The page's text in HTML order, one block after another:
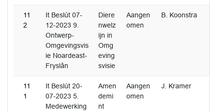
11
2
It Beslút 07-
12-2023 9.
Ontwerp-
Omgevingsvis
ie Noardeast-
Fryslân
Diere
nwelz
ijn in
Omg
eving
svisie
Aangen
omen
B. Koonstra
11
1
It Beslút 20-
07-2023 5.
Medewerking
Amen
demi
nt
Aangen
omen
J. Kramer